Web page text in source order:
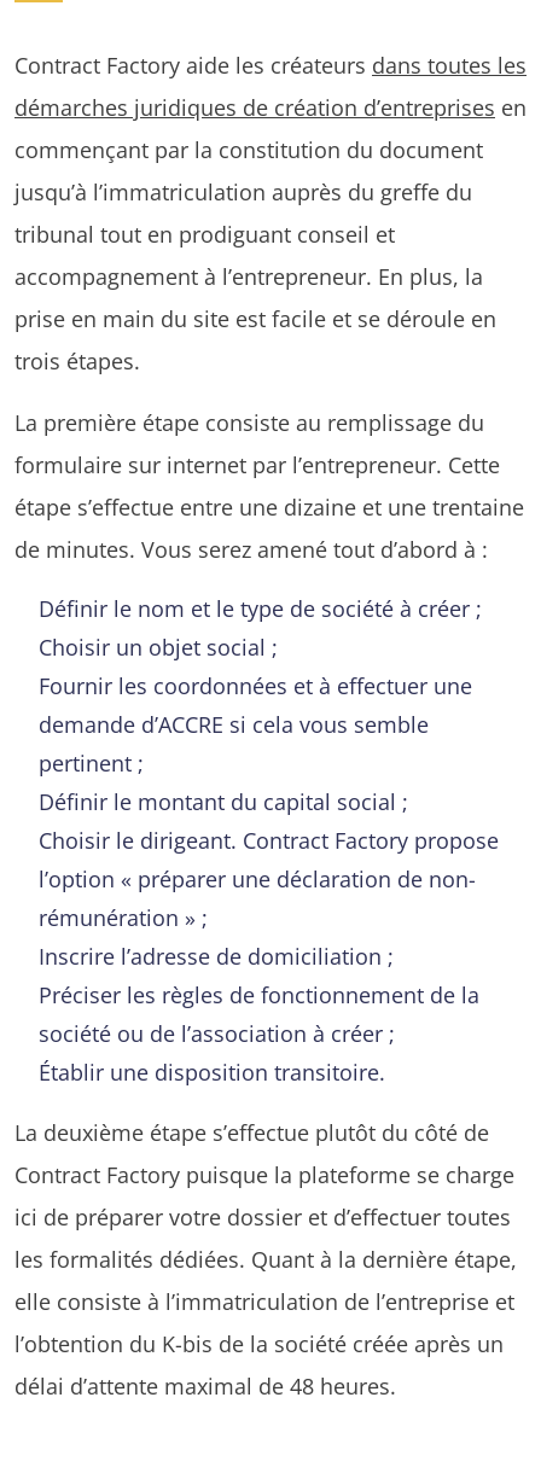
Contract Factory aide les créateurs dans toutes les
démarches juridiques de création d’entreprises en
commençant par la constitution du document
jusqu’à l’immatriculation auprès du greffe du
tribunal tout en prodiguant conseil et
accompagnement à l’entrepreneur. En plus, la
prise en main du site est facile et se déroule en
trois étapes.
La première étape consiste au remplissage du
formulaire sur internet par l’entrepreneur. Cette
étape s’effectue entre une dizaine et une trentaine
de minutes. Vous serez amené tout d’abord à :
Définir le nom et le type de société à créer ;
Choisir un objet social ;
Fournir les coordonnées et à effectuer une
demande d’ACCRE si cela vous semble
pertinent ;
Définir le montant du capital social ;
Choisir le dirigeant. Contract Factory propose
l’option « préparer une déclaration de non-
rémunération » ;
Inscrire l’adresse de domiciliation ;
Préciser les règles de fonctionnement de la
société ou de l’association à créer ;
Établir une disposition transitoire.
La deuxième étape s’effectue plutôt du côté de
Contract Factory puisque la plateforme se charge
ici de préparer votre dossier et d’effectuer toutes
les formalités dédiées. Quant à la dernière étape,
elle consiste à l’immatriculation de l’entreprise et
l’obtention du K-bis de la société créée après un
délai d’attente maximal de 48 heures.